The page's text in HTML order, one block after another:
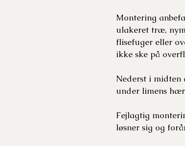
Montering
ulakeret træ,
flisefuger eller
ikke ske på
Nederst i midten
under limens
Fejlagtig
løsner sig og